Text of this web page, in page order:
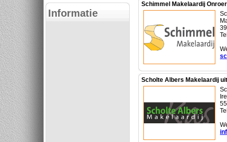
Informatie
Schimmel Makelaardij
Scholte Albers Makelaardij